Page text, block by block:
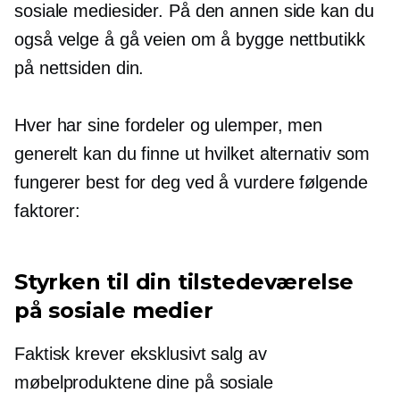
sosiale mediesider. På den annen side kan du
også velge å gå veien om å bygge nettbutikk
på nettsiden din.
Hver har sine fordeler og ulemper, men
generelt kan du finne ut hvilket alternativ som
fungerer best for deg ved å vurdere følgende
faktorer:
Styrken til din tilstedeværelse
på sosiale medier
Faktisk krever eksklusivt salg av
møbelproduktene dine på sosiale